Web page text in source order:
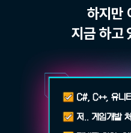
하지만
지금 하고